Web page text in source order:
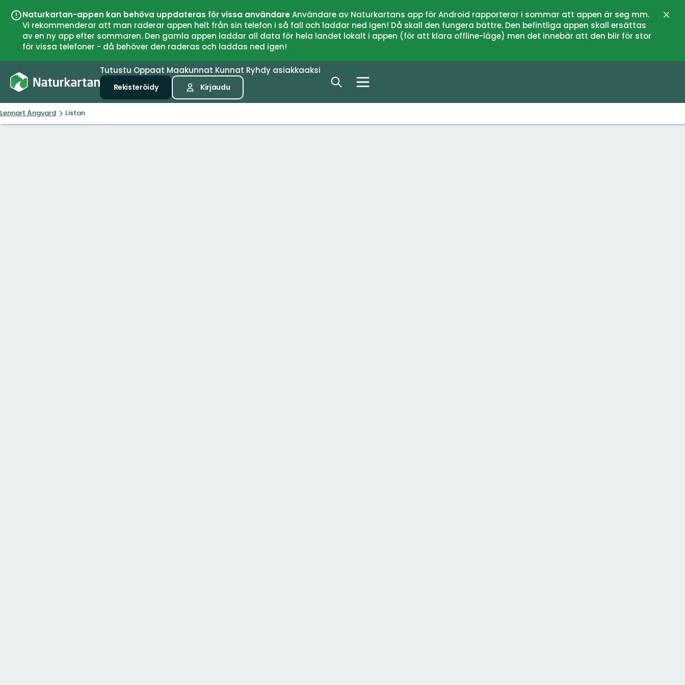
Naturkartan-appen kan behöva uppdateras för vissa användareAnvändare av Naturkartans app för Android rapporterar i sommar att appen är seg mm.
Vi rekommenderar att man raderar appen helt från sin telefon i så fall och laddar ned igen! Då skall den fungera bättre. Den befintliga appen skall ersättas
av en ny app efter sommaren. Den gamla appen laddar all data för hela landet lokalt i appen (för att klara offline-läge) men det innebär att den blir för stor
för vissa telefoner - då behöver den raderas och laddas ned igen!
Sulje
Tutustu Oppaat Maakunnat Kunnat Ryhdy asiakkaaksi
Rekisteröidy Kirjaudu
Lennart Ängvard Listan